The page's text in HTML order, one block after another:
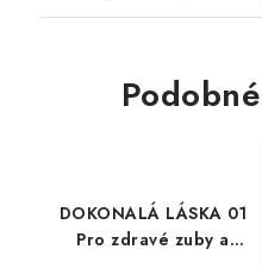
DOKONALÁ LÁSKA 01
Pro zdravé zuby a